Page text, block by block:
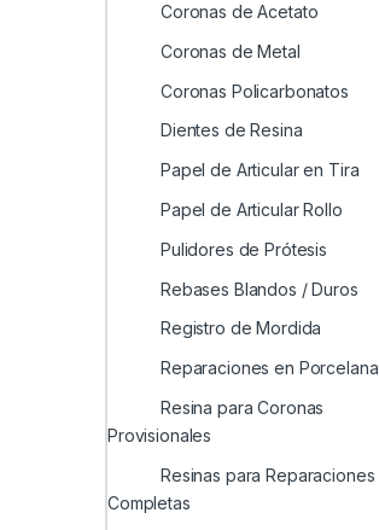
Coronas de Acetato
Coronas de Metal
Coronas Policarbonatos
Dientes de Resina
Papel de Articular en Tira
Papel de Articular Rollo
Pulidores de Prótesis
Rebases Blandos / Duros
Registro de Mordida
Reparaciones en Porcelana
Resina para Coronas
Provisionales
Resinas para Reparaciones
Completas